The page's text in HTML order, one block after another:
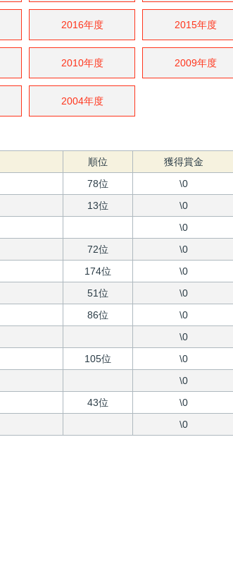
2016年度 2015年度
2010年度 2009年度
2004年度
順位 獲得賞金
78位 \0
13位 \0
\0
72位 \0
174位 \0
51位 \0
86位 \0
\0
105位 \0
\0
43位 \0
\0